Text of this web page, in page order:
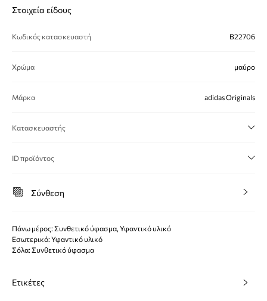
Στοιχεία είδους
Κωδικός κατασκευαστή B22706
Χρώμα μαύρο
Μάρκα adidas Originals
Κατασκευαστής
ID προϊόντος
Σύνθεση
Πάνω μέρος: Συνθετικό ύφασμα, Υφαντικό υλικό
Εσωτερικό: Υφαντικό υλικό
Σόλα: Συνθετικό ύφασμα
Ετικέτες